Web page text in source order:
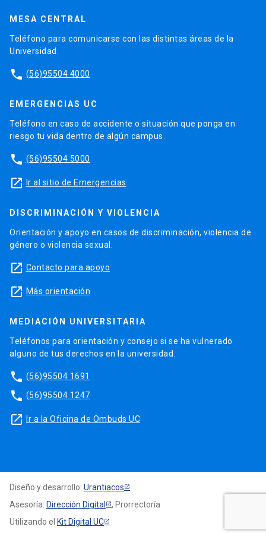
MESA CENTRAL
Teléfono para comunicarse con las distintas áreas de la
Universidad.
phone (56)95504 4000
EMERGENCIAS UC
Teléfono en caso de accidente o situación que ponga en
riesgo tu vida dentro de algún campus.
phone (56)95504 5000
launch Ir al sitio de Emergencias
DISCRIMINACIÓN Y VIOLENCIA
Orientación y apoyo en casos de discriminación, violencia de
género o violencia sexual.
launch Contacto para apoyo
launch Más orientación
MEDIACIÓN UNIVERSITARIA
Teléfonos para orientación y consejo si se ha vulnerado
alguno de tus derechos en la universidad.
phone (56)95504 1691
phone (56)95504 1247
launch Ir a la Oficina de Ombuds UC
Diseño y desarrollo: Urantiacos
Asesoría: Dirección Digital
, Prorrectoría
Utilizando el Kit Digital UC